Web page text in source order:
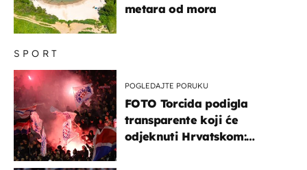
SPORT
POGLEDAJTE PORUKU
FOTO Torcida podigla
transparente koji će
odjeknuti Hrvatskom:
metara od mora